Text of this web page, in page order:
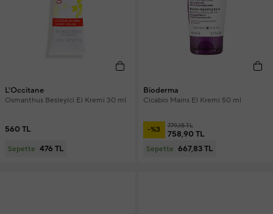
L'Occitane
Osmanthus Besleyici El Kremi 30 ml
560 TL
Sepette 476 TL
Bioderma
Cicabio Mains El Kremi 50 ml
-%3 779,15 TL
758,90 TL
Sepette 667,83 TL